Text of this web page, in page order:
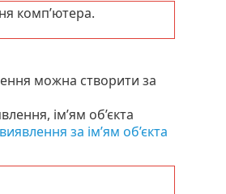
комп’ютера.
можна створити за
ім’ям об’єкта
за ім’ям об’єкта